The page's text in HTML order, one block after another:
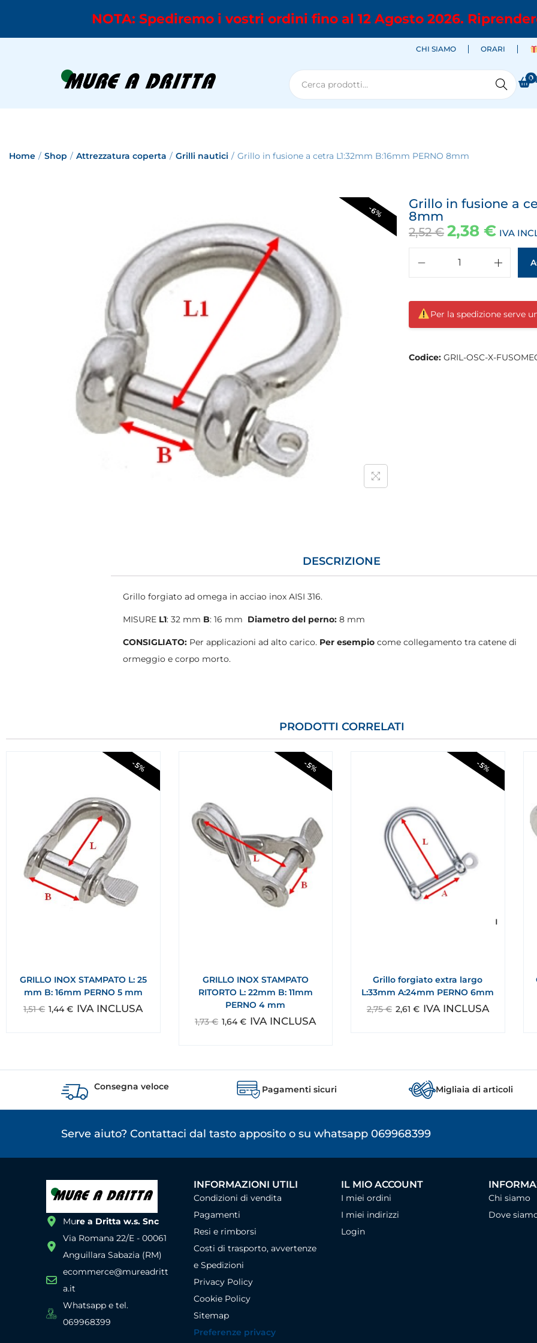
NOTA: Spediremo i vostri ordini fino al 12 Agosto 2026.
CHI SIAMO ORARI
Cerca
0
Home / Shop / Attrezzatura coperta / Grilli nautici / Grillo in fusione a cetra L1:32mm B:16mm PERNO 8mm
-6%
Grillo in fusione a
8mm
2,52€ 2,38 € IVA
Per la spedizione serve
Codice: GRIL-OSC-X-
DESCRIZIONE
Grillo forgiato ad omega in acciao inox AISI 316.
MISURE L1: 32 mm B: 16 mm Diametro del perno: 8 mm
CONSIGLIATO: Per applicazioni ad alto carico. Per esempio come collegamento tra catene di
ormeggio e corpo morto.
PRODOTTI CORRELATI
-5%
GRILLO INOX STAMPATO L: 25
mm B: 16mm PERNO 5 mm
1,51€ 1,44€ IVA INCLUSA
-5%
GRILLO INOX STAMPATO
RITORTO L: 22mm B: 11mm
PERNO 4 mm
1,73€ 1,64€ IVA INCLUSA
-5%
Grillo forgiato extra largo
L:33mm A:24mm PERNO 6mm
2,75€ 2,61 € IVA INCLUSA
Consegna veloce Pagamenti sicuri Migliaia di articoli
Serve aiuto? Contattaci dal tasto apposito o su whatsapp 069968399
Mure a Dritta w.s. Snc
Via Romana 22/E - 00061
Anguillara Sabazia (RM)
ecommerce@mureadritt
a.it
Whatsapp e tel.
069968399
INFORMAZIONI UTILI
Condizioni di vendita
Pagamenti
Resi e rimborsi
Costi di trasporto, avvertenze
e Spedizioni
Privacy Policy
Cookie Policy
Sitemap
Preferenze privacy
IL MIO ACCOUNT
I miei ordini
I miei indirizzi
Login
Chi siamo
Dove